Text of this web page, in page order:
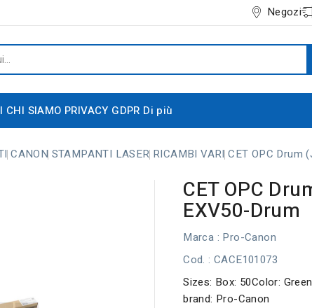
Negozi
CHI SIAMO PRIVACY GDPR Di più
CANON STAMPANTI LASER RICAMBI VARI CET OPC Drum
CET OPC
EXV50-Drum
Marca : Pro-Canon
Cod. : CACE101073
Sizes: Box: 50Color:
brand: Pro-Canon